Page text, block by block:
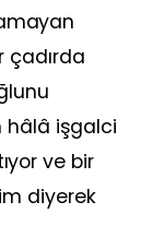
çadırda
hâlâ işgalci
ve bir
diyerek